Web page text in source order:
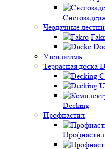
Чердачные
Утеплитель
Террасная доска
Decking
Профнастил